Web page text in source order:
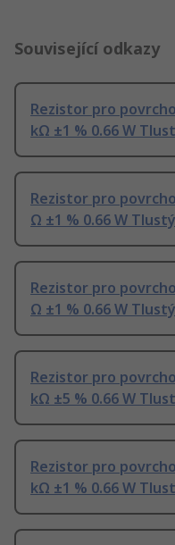
Související odkazy
Rezistor pro
kΩ ±1 % 0.66 W
Rezistor pro
Ω ±1 % 0.66 W
Rezistor pro
Ω ±1 % 0.66 W
Rezistor pro
kΩ ±5 % 0.66 W
Rezistor pro
kΩ ±1 % 0.66 W